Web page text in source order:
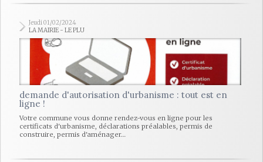
Jeudi 01/02/2024
LA MAIRIE - LE PLU
demande d'autorisation d'urbanisme : tout est en
ligne !
Votre commune vous donne rendez-vous en ligne pour les
certificats d'urbanisme, déclarations préalables, permis de
construire, permis d'aménager…